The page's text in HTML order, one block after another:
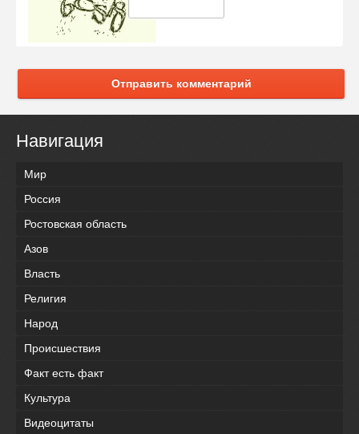
Отправить комментарий
Навигация
Мир
Россия
Ростовская область
Азов
Власть
Религия
Народ
Происшествия
Факт есть факт
Культура
Видеоцитаты